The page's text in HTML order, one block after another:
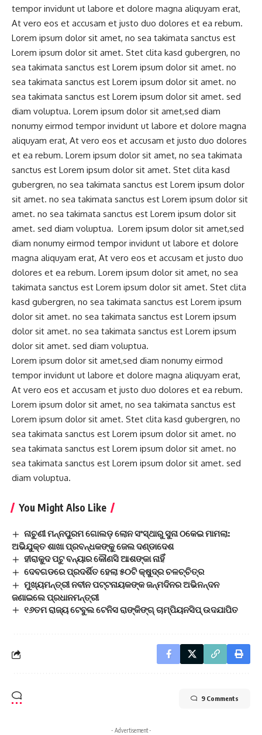
tempor invidunt ut labore et dolore magna aliquyam erat,
At vero eos et accusam et justo duo dolores et ea rebum.
Lorem ipsum dolor sit amet, no sea takimata sanctus est
Lorem ipsum dolor sit amet. Stet clita kasd gubergren, no
sea takimata sanctus est Lorem ipsum dolor sit amet. no
sea takimata sanctus est Lorem ipsum dolor sit amet. no
sea takimata sanctus est Lorem ipsum dolor sit amet. sed
diam voluptua. Lorem ipsum dolor sit amet,sed diam
nonumy eirmod tempor invidunt ut labore et dolore magna
aliquyam erat, At vero eos et accusam et justo duo dolores
et ea rebum. Lorem ipsum dolor sit amet, no sea takimata
sanctus est Lorem ipsum dolor sit amet. Stet clita kasd
gubergren, no sea takimata sanctus est Lorem ipsum dolor
sit amet. no sea takimata sanctus est Lorem ipsum dolor sit
amet. no sea takimata sanctus est Lorem ipsum dolor sit
amet. sed diam voluptua. Lorem ipsum dolor sit amet,sed
diam nonumy eirmod tempor invidunt ut labore et dolore
magna aliquyam erat, At vero eos et accusam et justo duo
dolores et ea rebum. Lorem ipsum dolor sit amet, no sea
takimata sanctus est Lorem ipsum dolor sit amet. Stet clita
kasd gubergren, no sea takimata sanctus est Lorem ipsum
dolor sit amet. no sea takimata sanctus est Lorem ipsum
dolor sit amet. no sea takimata sanctus est Lorem ipsum
dolor sit amet. sed diam voluptua.
Lorem ipsum dolor sit amet,sed diam nonumy eirmod
tempor invidunt ut labore et dolore magna aliquyam erat,
At vero eos et accusam et justo duo dolores et ea rebum.
Lorem ipsum dolor sit amet, no sea takimata sanctus est
Lorem ipsum dolor sit amet. Stet clita kasd gubergren, no
sea takimata sanctus est Lorem ipsum dolor sit amet. no
sea takimata sanctus est Lorem ipsum dolor sit amet. no
sea takimata sanctus est Lorem ipsum dolor sit amet. sed
diam voluptua.
You Might Also Like
ନାଚୁଣୀ ମନ୍ନପୁରମ ଗୋଲଡ଼ ଲୋନ ସଂସ୍ଥାରୁ ସୁନା ଠକେଇ ମାମଲା:
ଅଭିଯୁକ୍ତ ଶାଖା ପ୍ରବନ୍ଧକଙ୍କୁ ଜେଲ ଦଣ୍ଡାଦେଶ
ହୀରାକୁଦ ପଟୁ ବନ୍ୟାର କୌଣସି ଆଶଙ୍କା ନାହିଁ
ଦେବଗଡରେ ପ୍ରଦର୍ଶିତ ହେଲା ୫୦ଟି କ୍ଷୁଦ୍ର ଚଳଚ୍ଚିତ୍ର
ମୁଖ୍ୟମନ୍ତ୍ରୀ ନବୀନ ପଟ୍ଟନାୟକଙ୍କ ଜନ୍ମଦିନର ଅଭିନନ୍ଦନ
ଜଣାଇଲେ ପ୍ରଧାନମନ୍ତ୍ରୀ
୧୬ତମ ରାଜ୍ୟ ଟେବୁଲ ଟେନିସ ରାଙ୍କିଙ୍ଗ୍ ଚାମ୍ପିୟନସିପ୍ ଉଦଯାପିତ
9 Comments
- Advertisement -